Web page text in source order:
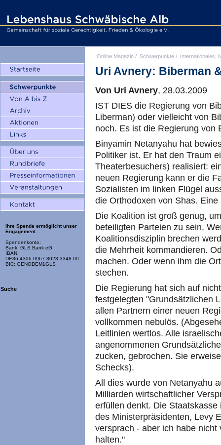
Ihre Spende ermöglicht unser
Engagement
Spendenkonto:
Bank: GLS Bank eG
IBAN:
DE36 4306 0967 8023 3348 00
BIC: GENODEM1GLS
Suche
Online Magazin / Schwerpunkte / Internationales,
Uri Avnery: Biberman
Von Uri Avnery, 28.03.2009
IST DIES die Regierung von
Liberman) oder vielleicht von
noch. Es ist die Regierung von
Binyamin Netanyahu hat
Politiker ist. Er hat den Traum
Theaterbesuchers) realisiert:
neuen Regierung kann er die
Sozialisten im linken Flügel
die Orthodoxen von Shas.
Die Koalition ist groß genug,
beteiligten Parteien zu sein.
Koalitionsdisziplin brechen
die Mehrheit kommandieren.
machen. Oder wenn ihm die
stechen.
Die Regierung hat sich auf
festgelegten "Grundsätzlichen
allen Partnern einer neuen
vollkommen nebulös.
Leitlinien wertlos. Alle
angenommenen
zucken, gebrochen. Sie
Schecks).
All dies wurde von Netanyahu
Milliarden wirtschaftlicher
erfüllen denkt. Die
des Ministerpräsidenten, Levy
versprach - aber ich habe
halten."